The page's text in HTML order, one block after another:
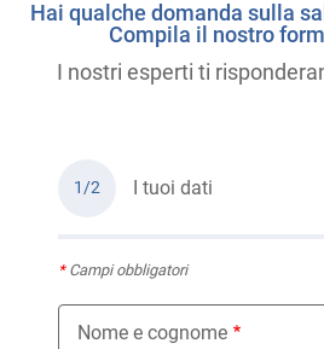
Hai qualche domanda sulla
Compila il nostro
I nostri esperti ti
1/2 I tuoi dati
*Campi obbligatori
Nome e cognome